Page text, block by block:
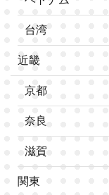
台湾
近畿
京都
奈良
滋賀
関東